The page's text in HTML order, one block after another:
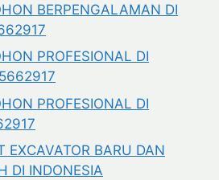
BERPENGALAMAN DI
PROFESIONAL DI
PROFESIONAL DI
EXCAVATOR BARU DAN
DI INDONESIA